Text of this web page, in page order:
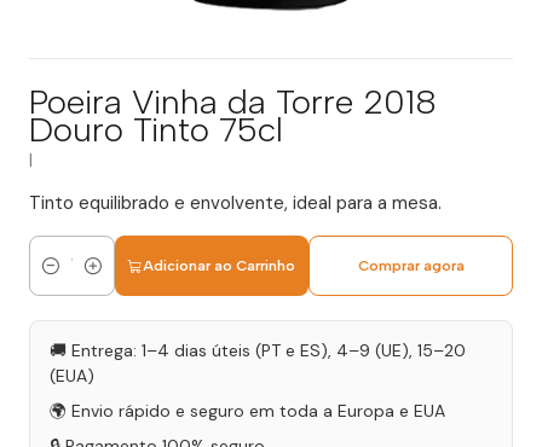
Poeira Vinha da Torre 2018
Douro Tinto 75cl
Tinto equilibrado e envolvente, ideal para a mesa.
Quantidade
Adicionar ao Carrinho Comprar agora
🚚 Entrega: 1–4 dias úteis (PT e ES), 4–9 (UE), 15–20
(EUA)
🌍 Envio rápido e seguro em toda a Europa e EUA